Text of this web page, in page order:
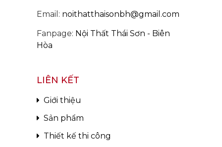
Email: noithatthaisonbh@gmail.com
Fanpage: Nội Thất Thái Sơn - Biên
Hòa
LIÊN KẾT
Giới thiệu
Sản phẩm
Thiết kế thi công